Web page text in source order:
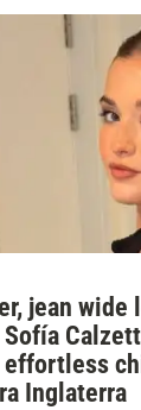
jean wide
Sofía
effortless
Inglaterra